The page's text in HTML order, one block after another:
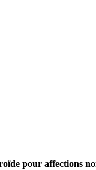
pour affections